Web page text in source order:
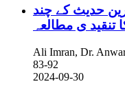
حدیث کے چند
تنقید ی مطالعہ
Ali Imran, Dr.
83-92
2024-09-30